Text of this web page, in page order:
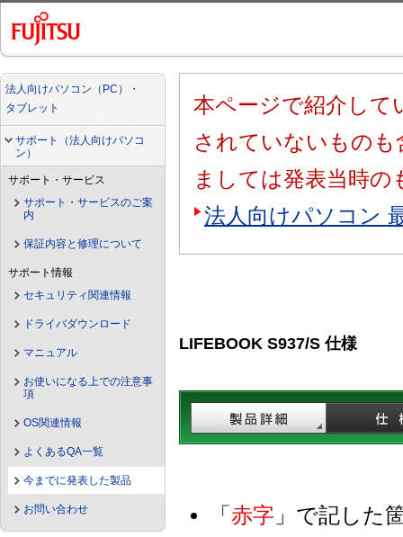
法人向けパソコン（PC）・
タブレット
サポート（法人向けパソコ
ン）
サポート・サービス
サポート・サービスのご案
内
保証内容と修理について
サポート情報
セキュリティ関連情報
ドライバダウンロード
マニュアル
お使いになる上での注意事
項
OS関連情報
よくあるQA一覧
今までに発表した製品
お問い合わせ
本ページで紹介して
されていないもの
ましては発表当時の
法人向けパソコン
LIFEBOOK S937/S 仕様
「 赤字 」で記した